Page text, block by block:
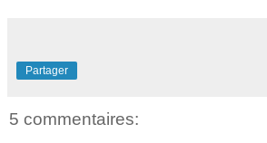
Partager
5 commentaires: